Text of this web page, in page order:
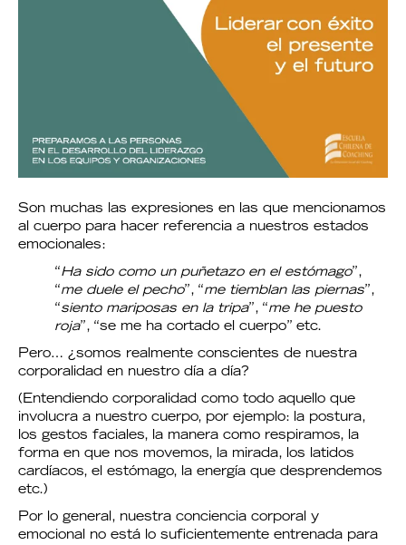
Son muchas las expresiones en las que mencionamos
al cuerpo para hacer referencia a nuestros estados
emocionales:
“Ha sido como un puñetazo en el estómago”,
“me duele el pecho”, “me tiemblan las piernas”,
“siento mariposas en la tripa”, “me he puesto
roja”, “se me ha cortado el cuerpo” etc.
Pero… ¿somos realmente conscientes de nuestra
corporalidad en nuestro día a día?
(Entendiendo corporalidad como todo aquello que
involucra a nuestro cuerpo, por ejemplo: la postura,
los gestos faciales, la manera como respiramos, la
forma en que nos movemos, la mirada, los latidos
cardíacos, el estómago, la energía que desprendemos
etc.)
Por lo general, nuestra conciencia corporal y
emocional no está lo suficientemente entrenada para